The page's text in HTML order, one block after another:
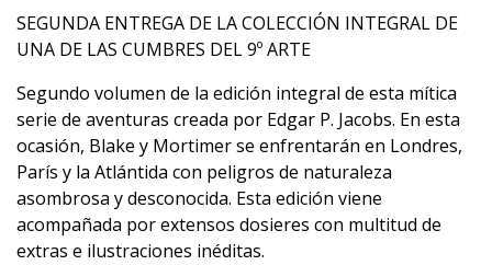
SEGUNDA ENTREGA DE LA COLECCIÓN INTEGRAL DE
UNA DE LAS CUMBRES DEL 9º ARTE
Segundo volumen de la edición integral de esta mítica
serie de aventuras creada por Edgar P. Jacobs. En esta
ocasión, Blake y Mortimer se enfrentarán en Londres,
París y la Atlántida con peligros de naturaleza
asombrosa y desconocida. Esta edición viene
acompañada por extensos dosieres con multitud de
extras e ilustraciones inéditas.